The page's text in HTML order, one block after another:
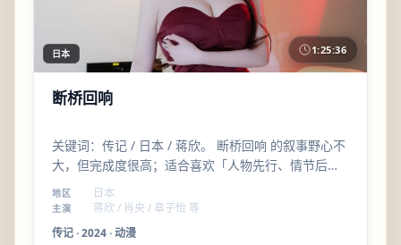
日本 1:25:36
断桥回响
关键词：传记 / 日本 / 蒋欣。 断桥回响 的叙事野心不
大，但完成度很高；适合喜欢「人物先行、情节后
至」的观众。
地区 日本
主演
蒋欣 / 肖央 / 章子怡 等
传记·2024·动漫